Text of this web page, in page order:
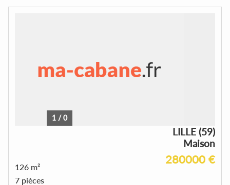
1 /0
LILLE (59)
Maison
280000 €
126 m²
7 pièces